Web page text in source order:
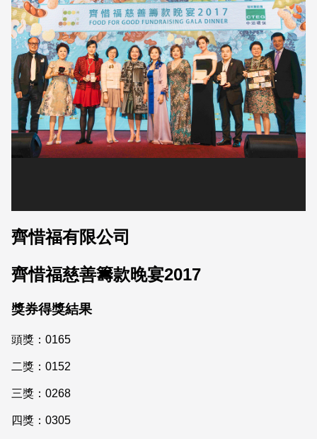
齊惜福有限公司
齊惜福慈善籌款晚宴2017
獎券得獎結果
頭獎：0165
二獎：0152
三獎：0268
四獎：0305